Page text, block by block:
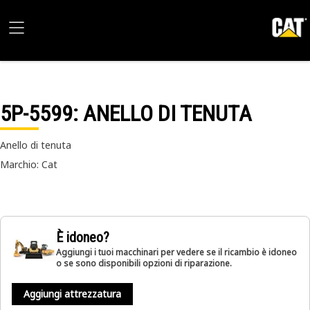
5P-5599: ANELLO DI TENUTA
Anello di tenuta
Marchio: Cat
È idoneo?
Aggiungi i tuoi macchinari per vedere se il ricambio è idoneo
o se sono disponibili opzioni di riparazione.
Aggiungi attrezzatura